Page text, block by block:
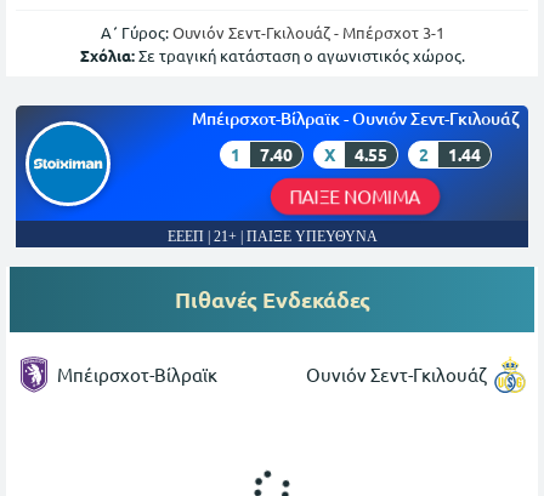
Α΄ Γύρος:Ουνιόν Σεντ-Γκιλουάζ - Μπέρσχοτ 3-1
Σχόλια:Σε τραγική κατάσταση ο αγωνιστικός χώρος.
Μπέιρσχοτ-Βίλραϊκ - Ουνιόν Σεντ-Γκιλουάζ
1 7.40 X 4.55 2 1.44
ΠΑΙΞΕ ΝΟΜΙΜΑ
ΕΕΕΠ | 21+ | ΠΑΙΞΕ ΥΠΕΥΘΥΝΑ
Πιθανές Ενδεκάδες
Μπέιρσχοτ-Βίλραϊκ Ουνιόν Σεντ-Γκιλουάζ